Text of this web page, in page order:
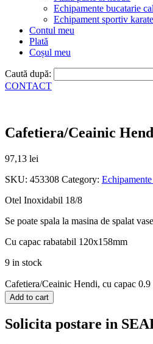
Echipamente bucatarie
Echipament sportiv karate
Contul meu
Plată
Coșul meu
Caută după:
CONTACT
Cafetiera/Ceainic
97,13 lei
SKU: 453308 Category:
Otel Inoxidabil 18/8
Se poate spala la masina de spalat vase
Cu capac rabatabil 120x158mm
9 in stock
Cafetiera/Ceainic Hendi, cu capac
Add to cart
Solicita postare in